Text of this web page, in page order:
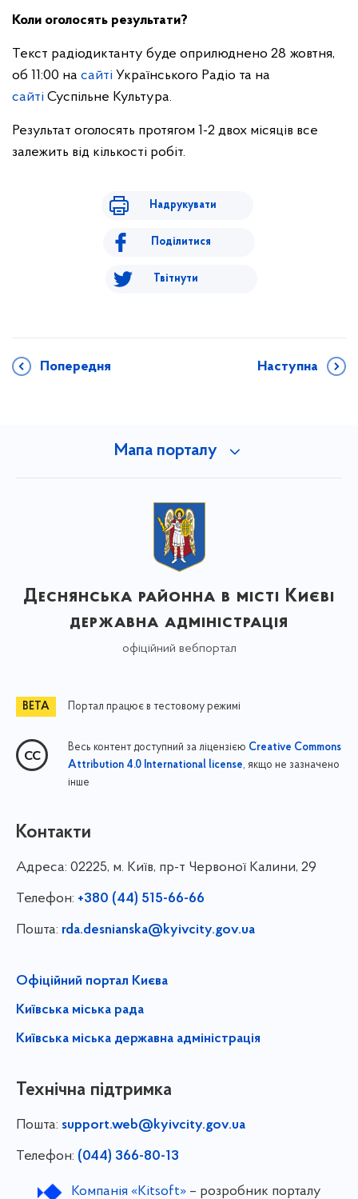
Коли оголосять результати?
Текст радіодиктанту буде оприлюднено 28 жовтня,
об 11:00 на сайті Українського Радіо та на
сайті Суспільне Культура.
Результат оголосять протягом 1-2 двох місяців все
залежить від кількості робіт.
Надрукувати
Поділитися
Твітнути
Попередня Наступна
Мапа порталу
Деснянська районна в місті Києві
державна адміністрація
офіційний вебпортал
Портал працює в тестовому режимі
Весь контент доступний за ліцензією Creative Commons
Attribution 4.0 International license, якщо не зазначено
інше
Контакти
Адреса: 02225, м. Київ, пр-т Червоної Калини, 29
Телефон: +380 (44) 515-66-66
Пошта: rda.desnianska@kyivcity.gov.ua
Офіційний портал Києва
Київська міська рада
Київська міська державна адміністрація
Технічна підтримка
Пошта: support.web@kyivcity.gov.ua
Телефон: (044) 366-80-13
Компанія «Kitsoft»– розробник порталу